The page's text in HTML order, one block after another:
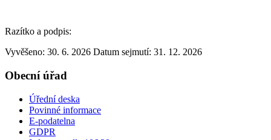
Razítko a podpis:
Vyvěšeno: 30. 6. 2026 Datum sejmutí: 31. 12. 2026
Obecní úřad
Úřední deska
Povinné informace
E-podatelna
GDPR